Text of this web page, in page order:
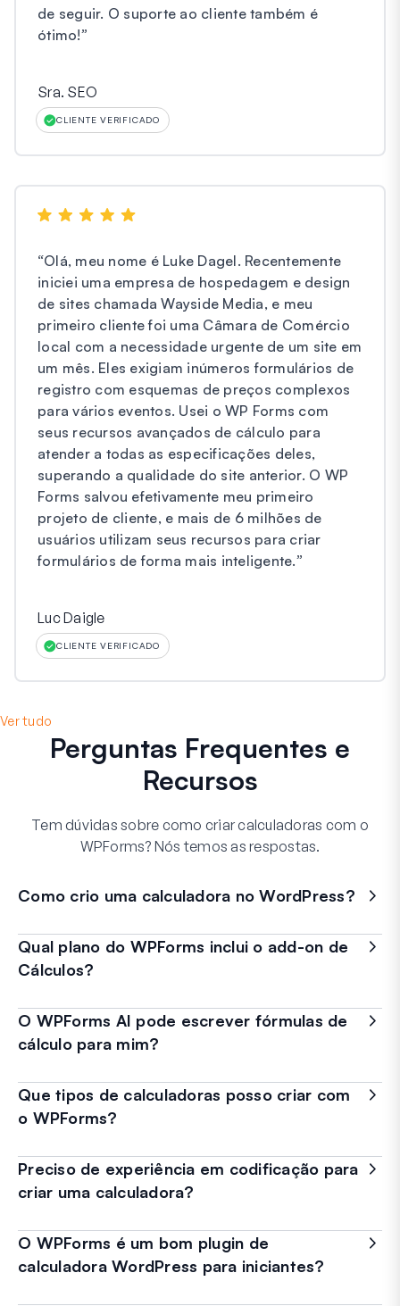
de seguir. O suporte ao cliente também é
ótimo!”
Sra. SEO
CLIENTE VERIFICADO
“Olá, meu nome é Luke Dagel. Recentemente
iniciei uma empresa de hospedagem e design
de sites chamada Wayside Media, e meu
primeiro cliente foi uma Câmara de Comércio
local com a necessidade urgente de um site em
um mês. Eles exigiam inúmeros formulários de
registro com esquemas de preços complexos
para vários eventos. Usei o WP Forms com
seus recursos avançados de cálculo para
atender a todas as especificações deles,
superando a qualidade do site anterior. O WP
Forms salvou efetivamente meu primeiro
projeto de cliente, e mais de 6 milhões de
usuários utilizam seus recursos para criar
formulários de forma mais inteligente.”
Luc Daigle
CLIENTE VERIFICADO
Ver tudo
Perguntas Frequentes e
Recursos
Tem dúvidas sobre como criar calculadoras com o
WPForms? Nós temos as respostas.
Como crio uma calculadora no WordPress?
Qual plano do WPForms inclui o add-on de
Cálculos?
O WPForms AI pode escrever fórmulas de
cálculo para mim?
Que tipos de calculadoras posso criar com
o WPForms?
Preciso de experiência em codificação para
criar uma calculadora?
O WPForms é um bom plugin de
calculadora WordPress para iniciantes?